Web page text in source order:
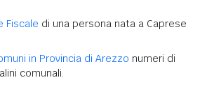
Fiscale di una persona nata a Caprese
in Provincia di Arezzo numeri di
comunali.